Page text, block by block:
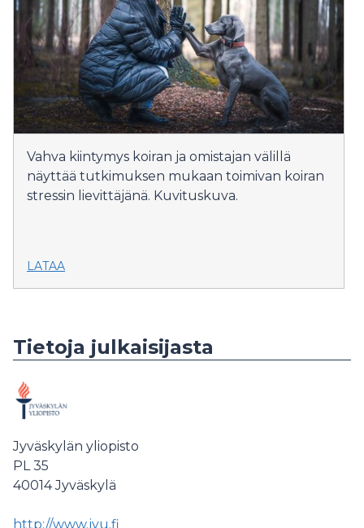
Vahva kiintymys koiran ja omistajan välillä
näyttää tutkimuksen mukaan toimivan koiran
stressin lievittäjänä. Kuvituskuva.
LATAA
Tietoja julkaisijasta
Jyväskylän yliopisto
PL 35
40014 Jyväskylä
http://www.jyu.fi